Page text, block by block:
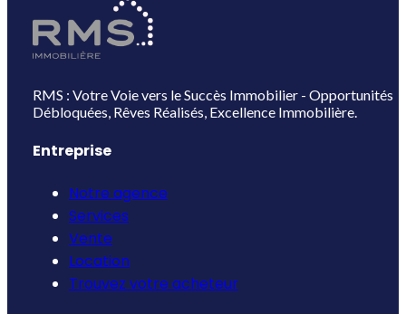
RMS : Votre Voie vers le Succès Immobilier - Opportunités
Débloquées, Rêves Réalisés, Excellence Immobilière.
Entreprise
Notre agence
Services
Vente
Location
Trouvez votre acheteur